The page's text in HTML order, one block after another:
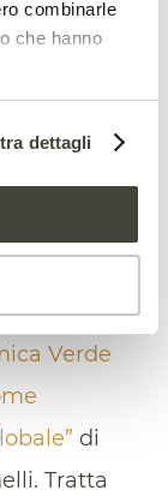
combinarle
che hanno
dettagli
in
nei suoli.
con molte
e
come
Verde
di
Tratta